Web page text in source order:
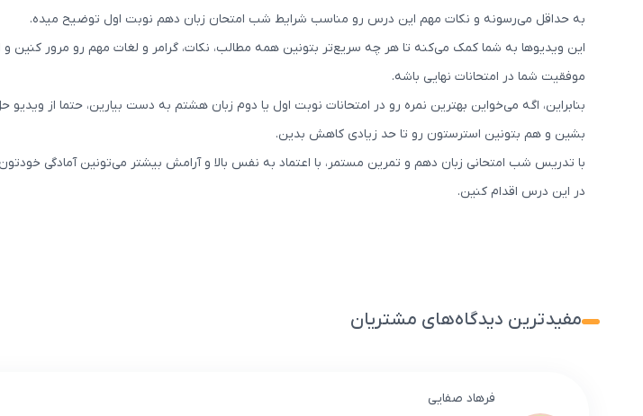
به حداقل می‌رسونه و نکات مهم این درس رو مناسب شرایط شب امتحان زبان دهم نوبت اول توضیح میده.
موفقیت شما در امتحانات نهایی باشه.
بنابراین، اگه می‌خواین بهترین نمره رو در امتحانات نوبت اول یا دوم زبان هشتم به دست بیارین، حتما از
بشین و هم بتونین استرستون رو تا حد زیادی کاهش بدین.
با تدریس شب امتحانی زبان دهم و تمرین مستمر، با اعتماد به نفس بالا و آرامش بیشتر می‌تونین آمادگی
در این درس اقدام کنین.
مفیدترین دیدگاه‌های مشتریان
فرهاد صفایی